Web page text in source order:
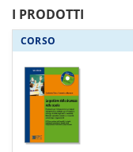
I PRODOTTI
CORSO